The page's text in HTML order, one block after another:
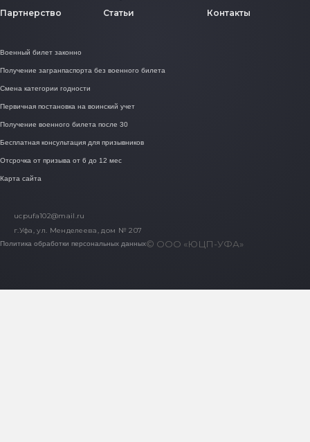
Партнерство
Статьи Контакты
Военный билет законно
Получение загранпаспорта без военного билета
Смена категории годности
Первичная постановка на воинский учет
Получение военного билета после 30
Бесплатная консультация для призывников
Отсрочка от призыва от 6 до 12 мес
Карта сайта
ucpufa102@mail.ru
г.Уфа, ул. Менделеева, дом № 207
© ООО «ЮЦП-УФА»
Политика обработки персональных данных